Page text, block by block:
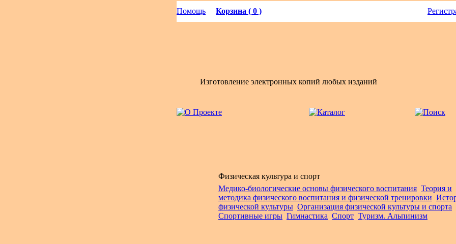
Помощь Корзина ( 0 )
Изготовление электронных копий любых изданий
Физическая культура и спорт
Медико-биологические основы физического воспитания Теория и
методика физического воспитания и физической тренировки
физической культуры Организация физической культуры и спорта
Спортивные игры Гимнастика Спорт Туризм. Альпинизм